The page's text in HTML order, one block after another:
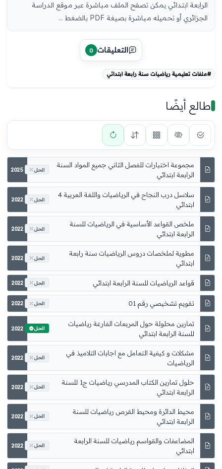
الرابعة ابتدائي يمكن تصفح الملف مباشرة عبر موقع الدراسة
الجزائري أو تحميله مباشرة بصيغة PDF بالضغط ...
التعليقات 0
#ملفات تعليمية رياضيات سنة رابعة ابتدائي
طالع أيضًا
مجموعة اختبارات للفصل الثاني جميع المواد السنة
الرابعة ابتدائي
2025 الحل
2022 الحل
ملخص القواعد الأساسية في الرياضيات للسنة
الرابعة ابتدائي
2022 الحل
مطوية لملخصات دروس الرياضيات سنة رابعة
ابتدائي
2022 الحل
قواعد الرياضيات للسنة الرابعة ابتدائي 2022 الحل
تقويم تشخيصي رقم 01 2022 الحل
2022 الحل
مشكلات و كيفية التعامل مع اجابات التلاميذ في
الرياضيات
2022 الحل
2022 الحل
محيط الدائرة ومحيط القرص رياضيات للسنة
الرابعة ابتدائي
2022 الحل
2022 الحل